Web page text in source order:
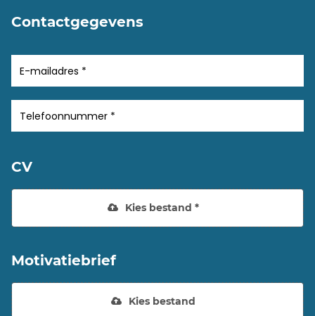
Contactgegevens
CV
Kies bestand *
Motivatiebrief
Kies bestand